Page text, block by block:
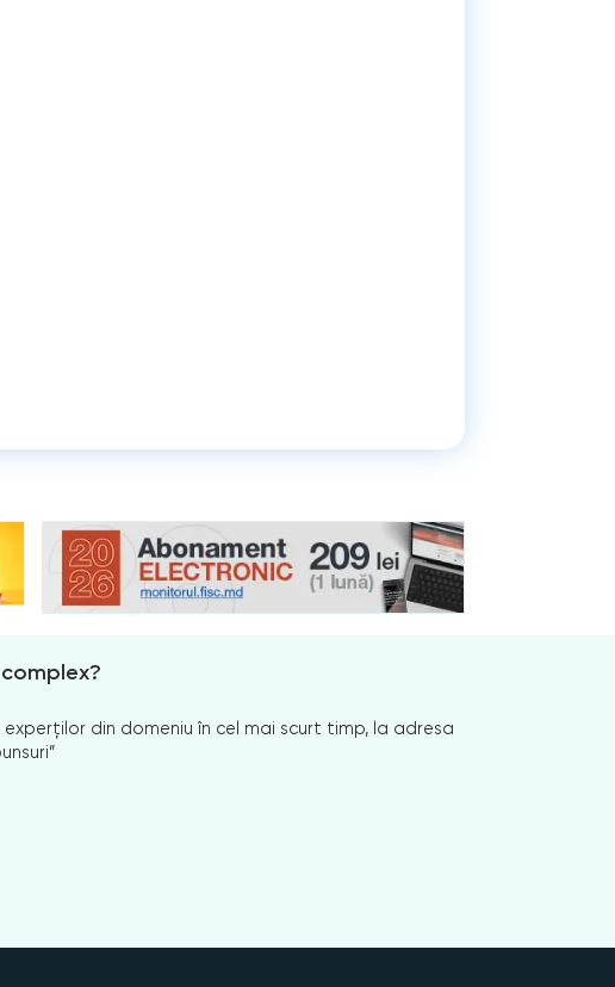
din domeniu în cel mai scurt timp, la adresa